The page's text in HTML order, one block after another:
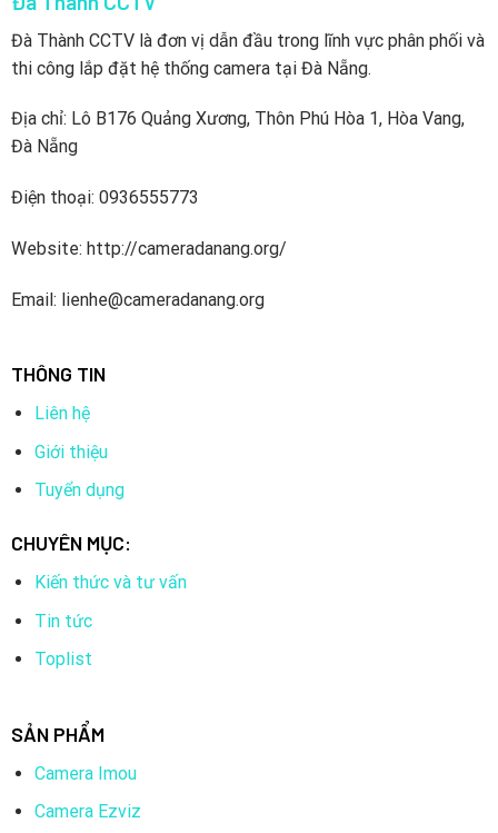
Đà Thành CCTV là đơn vị dẫn đầu trong lĩnh vực phân phối và
thi công lắp đặt hệ thống camera tại Đà Nẵng.
Địa chỉ: Lô B176 Quảng Xương, Thôn Phú Hòa 1, Hòa Vang,
Đà Nẵng
Điện thoại: 0936555773
Website: http://cameradanang.org/
Email: lienhe@cameradanang.org
THÔNG TIN
Liên hệ
Giới thiệu
Tuyển dụng
CHUYÊN MỤC:
Kiến thức và tư vấn
Tin tức
Toplist
SẢN PHẨM
Camera Imou
Camera Ezviz